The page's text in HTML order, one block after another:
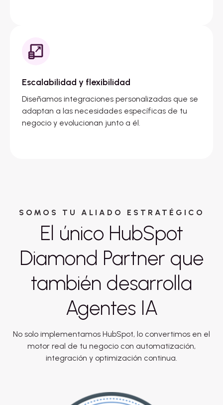
Escalabilidad y flexibilidad
Diseñamos integraciones personalizadas que se
adaptan a las necesidades específicas de tu
negocio y evolucionan junto a él.
SOMOS TU ALIADO ESTRATÉGICO
El único HubSpot
Diamond Partner que
también desarrolla
Agentes IA
No solo implementamos HubSpot, lo convertimos en el
motor real de tu negocio con automatización,
integración y optimización continua.